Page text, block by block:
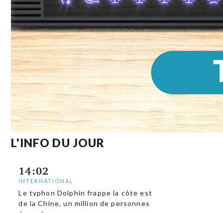
L'INFO DU JOUR
14:02
INTERNATIONAL
Le typhon Dolphin frappe la côte est
de la Chine, un million de personnes